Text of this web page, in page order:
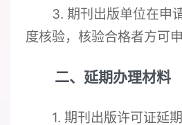
3. 期刊出版单位在申
度核验，核验合格者方可申
二、延期办理材料
1. 期刊出版许可证延期